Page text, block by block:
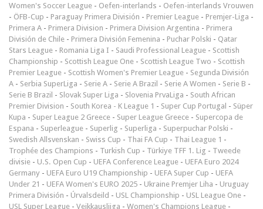
Women's Soccer League - Oefen-interlands - Oefen-interlands Vrouwen
- ÖFB-Cup - Paraguay Primera División - Premier League - Premjer-Liga -
Primera A - Primera Division - Primera Division Argentina - Primera
División de Chile - Primera División Femenina - Puchar Polski - Qatar
Stars League - Romania Liga I - Saudi Professional League - Scottish
Championship - Scottish League One - Scottish League Two - Scottish
Premier League - Scottish Women's Premier League - Segunda División
A - Serbia SuperLiga - Serie A - Serie A Brazil - Serie A Women - Serie B -
Serie B Brazil - Slovak Super Liga - Slovenia PrvaLiga - South African
Premier Division - South Korea - K League 1 - Super Cup Portugal - Süper
Kupa - Super League 2 Greece - Super League Greece - Supercopa de
Espana - Superleague - Superlig - Superliga - Superpuchar Polski -
Swedish Allsvenskan - Swiss Cup - Thai FA Cup - Thai League 1 -
Trophée des Champions - Turkish Cup - Türkiye TFF 1. Lig - Tweede
divisie - U.S. Open Cup - UEFA Conference League - UEFA Euro 2024
Germany - UEFA Euro U19 Championship - UEFA Super Cup - UEFA
Under 21 - UEFA Women's EURO 2025 - Ukraine Premjer Liha - Uruguay
Primera División - Úrvalsdeild - USL Championship - USL League One -
USL Super League - Veikkausliiga - Women's Champions League -